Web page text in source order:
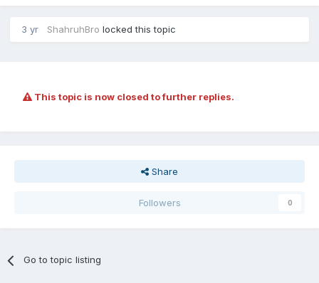
3 yr ShahruhBro locked this topic
This topic is now closed to further replies.
Share
Followers 0
Go to topic listing